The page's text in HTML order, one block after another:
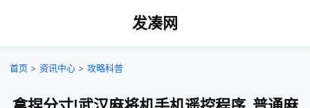
发凑网
首页 > 资讯中心 > 攻略科普